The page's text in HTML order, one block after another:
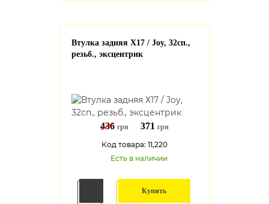
Втулка задняя Х17 / Joy, 32сп.,
резьб., эксцентрик
436 грн 371 грн
Код товара: 11,220
Есть в наличии
Купить